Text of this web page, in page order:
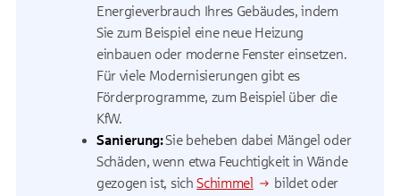
Energieverbrauch Ihres Gebäudes, indem
Sie zum Beispiel eine neue Heizung
einbauen oder moderne Fenster einsetzen.
Für viele Modernisierungen gibt es
Förderprogramme, zum Beispiel über die
KfW.
Sanierung:Sie beheben dabei Mängel oder
Schäden, wenn etwa Feuchtigkeit in Wände
gezogen ist, sichSchimmel
bildet oder